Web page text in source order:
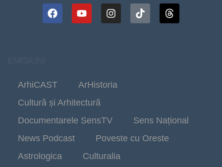
ArhiCAST
ArHistoria
Cultură și Arhitectură
Documentarele SensTV
Sens Național
News Podcast
Poveste cu Oreste
Astrologica
Culturalia